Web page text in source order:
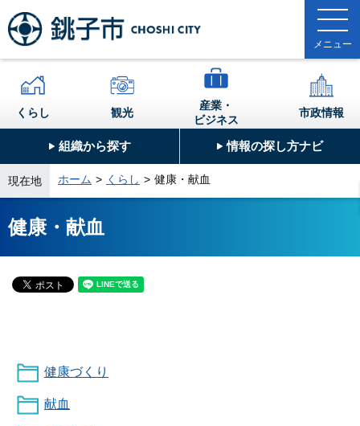
組織から探す 情報の探し方ナビ
くらし 観光
産業・
ビジネス
市政情報
現在地 ホーム くらし 健康・献血
健康・献血
健康づくり
献血